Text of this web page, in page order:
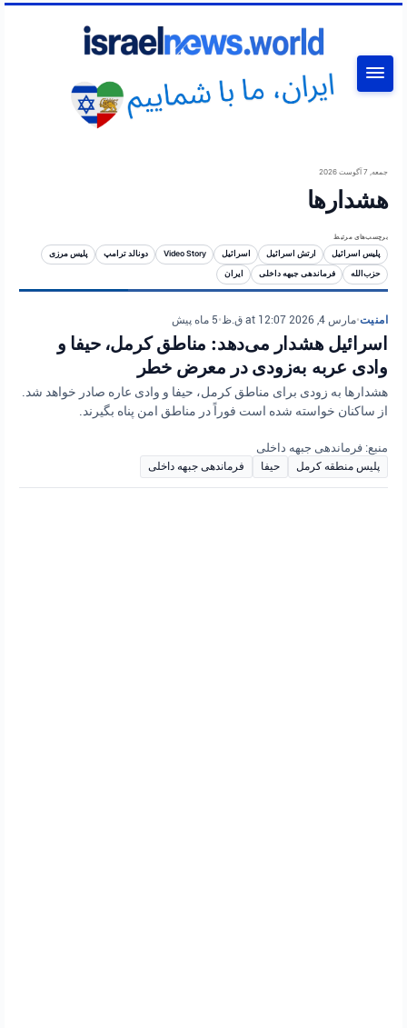
جمعه, 7 آگوست 2026
هشدارها
برچسب‌های مرتبط
پلیس اسرائیل ارتش اسرائیل اسرائیل Video Story دونالد ترامپ پلیس مرزی
حزب‌الله فرماندهی جبهه داخلی ایران
امنیت•مارس 4, 2026 at 12:07 ق.ظ •5 ماه پیش
اسرائیل هشدار می‌دهد: مناطق کرمل، حیفا و
وادی عربه به‌زودی در معرض خطر
هشدارها به زودی برای مناطق کرمل، حیفا و وادی عاره صادر خواهد شد.
از ساکنان خواسته شده است فوراً در مناطق امن پناه بگیرند.
منبع: فرماندهی جبهه داخلی
پلیس منطقه کرمل حیفا فرماندهی جبهه داخلی